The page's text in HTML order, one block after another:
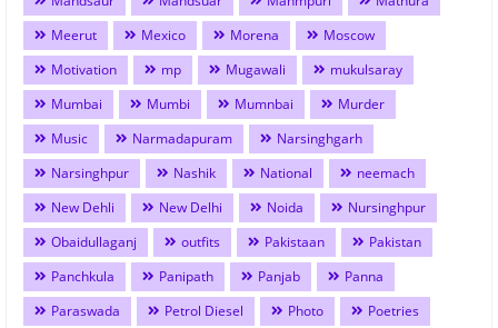
Meerut
Mexico Morena
Moscow
Motivation
mp Mugawali
mukulsaray
Mumbai
Mumbi Mumnbai
Murder
Music
Narmadapuram
Narsinghgarh
Narsinghpur
Nashik National
neemach
New Dehli
New Delhi Noida
Nursinghpur
Obaidullaganj
outfits Pakistaan
Pakistan
Panchkula
Panipath Panjab
Panna
Paraswada
Petrol Diesel Photo
Poetries